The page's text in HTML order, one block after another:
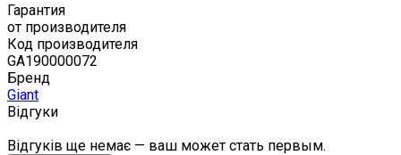
Гарантия
от производителя
Код производителя
GA190000072
Бренд
Giant
Відгуки
Відгуків ще немає — ваш может стать первым.